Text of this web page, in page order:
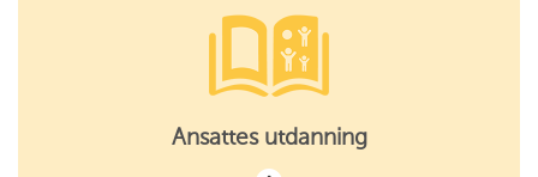
Ansattes utdanning